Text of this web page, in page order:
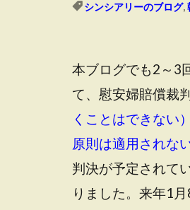
シンシアリーのブログ,
本ブログでも2～3
て、慰安婦賠償裁
くことはできない）
原則は適用されな
判決が予定されて
りました。来年1